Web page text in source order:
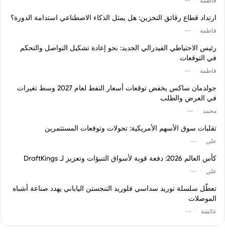
ارتداد قطاع رقائق التخزين: هل يمثل الذكاء الاصطناعي استدامة الدورة؟
فاطمة --
رئيس الاحتياطي الفيدرالي الجديد: نحو إعادة تشكيل التواصل والتحكم
في التوقعات
فاطمة --
جولدمان ساكس يخفض توقعات أسعار النفط لعام 2027 وسط تغيرات
في العرض والطلب
محمد --
تقلبات سوق الأسهم الأمريكية: تحولات وتوقعات المستثمرين
علي --
كأس العالم 2026: دفعة قوية لأسواق التنبؤات وتعزيز لـ DraftKings
علي --
تعطّل سلسلة توريد سداسي فلوريد التنجستن الياباني يهدد صناعة أشباه
الموصلات
عائشة --